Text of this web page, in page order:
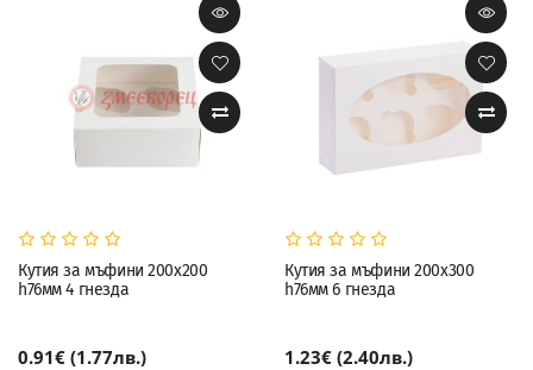
Кутия за мъфини 200х200
h76мм 4 гнезда
0.91€ (1.77лв.)
Кутия за мъфини 200х300
h76мм 6 гнезда
1.23€ (2.40лв.)